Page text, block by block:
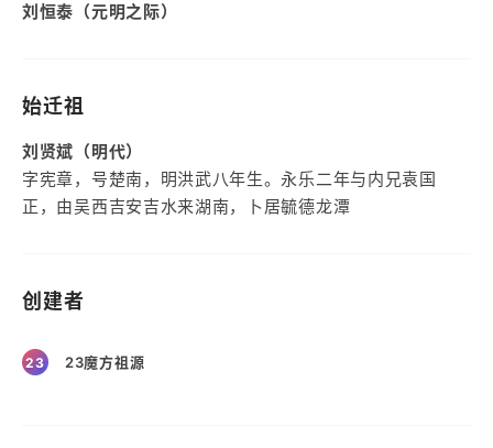
刘恒泰（元明之际）
始迁祖
刘贤斌（明代）
字宪章，号楚南，明洪武八年生。永乐二年与内兄袁国
正，由吴西吉安吉水来湖南，卜居毓德龙潭
创建者
23 23魔方祖源